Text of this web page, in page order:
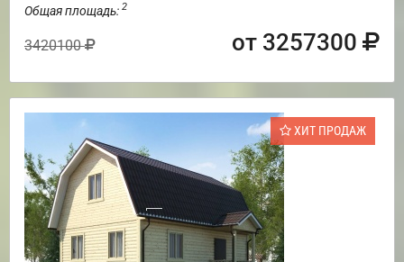
Общая площадь: 2
3420100 от 3257300
ХИТ ПРОДАЖ